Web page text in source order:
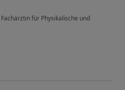
für Physikalische und